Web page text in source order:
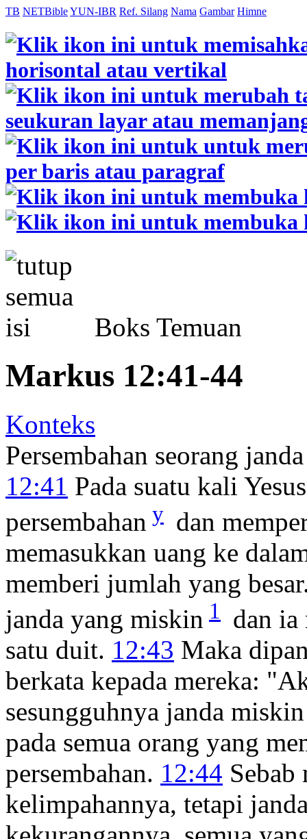
TB NETBibleYUN-IBR Ref. Silang Nama Gambar Himne
Boks Temuan
Markus 12:41-44
Konteks
Persembahan seorang
12:41 Pada suatu kali
persembahan y dan
memasukkan uang ke
memberi jumlah yang
janda yang miskin 1
dan ia
satu duit. 12:43 Maka
berkata kepada mereka:
sesungguhnya janda
pada semua orang yang
persembahan. 12:44 Sebab
kelimpahannya, tetapi